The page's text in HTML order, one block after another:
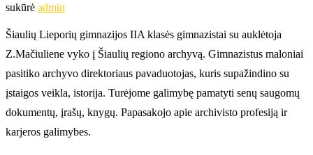
sukūrė admin
Šiaulių Lieporių gimnazijos IIA klasės gimnazistai su auklėtoja
Z.Mačiuliene vyko į Šiaulių regiono archyvą. Gimnazistus maloniai
pasitiko archyvo direktoriaus pavaduotojas, kuris supažindino su
įstaigos veikla, istorija. Turėjome galimybę pamatyti senų saugomų
dokumentų, įrašų, knygų. Papasakojo apie archivisto profesiją ir
karjeros galimybes.